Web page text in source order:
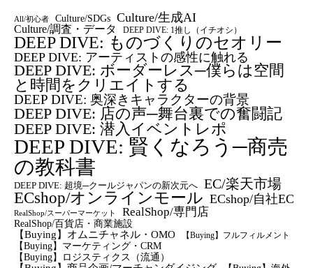
All/初心者 Culture/SDGs Culture/生成AI
Culture/調査・データ DEEP DIVE: 1推し（イチオシ）
DEEP DIVE: ものづくりのセオリー
DEEP DIVE: アーティストの感性に触れる
DEEP DIVE: ボーダーレス─僕らは空間
と時間をクリエイトする
DEEP DIVE: 奥深きキャラクターの背景
DEEP DIVE: 店の声─舞台裏での奮闘記
DEEP DIVE: 潜入イベントレポ
DEEP DIVE: 賢くなろう─商売
の教科書
DEEP DIVE: 超境─クールジャパンの新次元へ EC/楽天市場
ECshop/オンラインモール ECshop/自社EC
RealShop/スーパーマーケット RealShop/専門店
RealShop/百貨店・商業施設
【Buying】オムニチャネル・OMO
【Buying】フルフィルメント
【Buying】マーケティング・CRM
【buying】ロジスティクス（流通）